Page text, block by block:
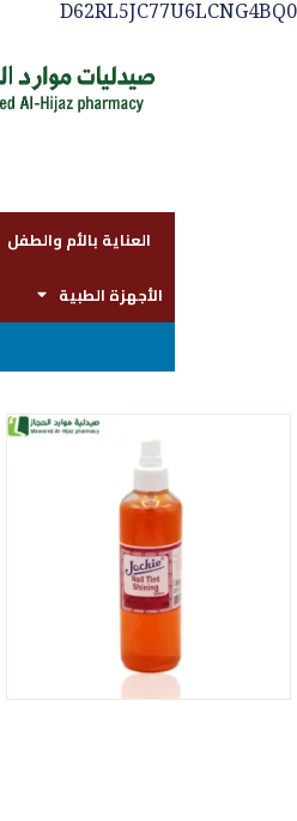
D62RL5JC77U6LCNG4BQ0
العناية بالأم والطفل
الأجهزة الطبية